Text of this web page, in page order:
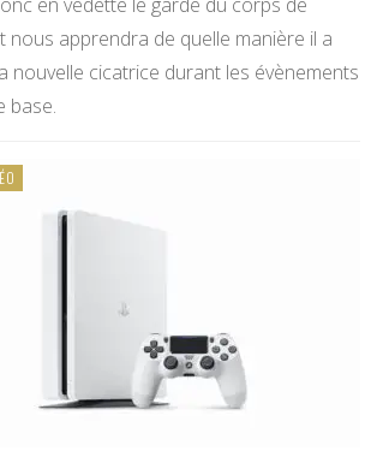
nous apprendra de quelle manière il a
nouvelle cicatrice durant les évènements
base.